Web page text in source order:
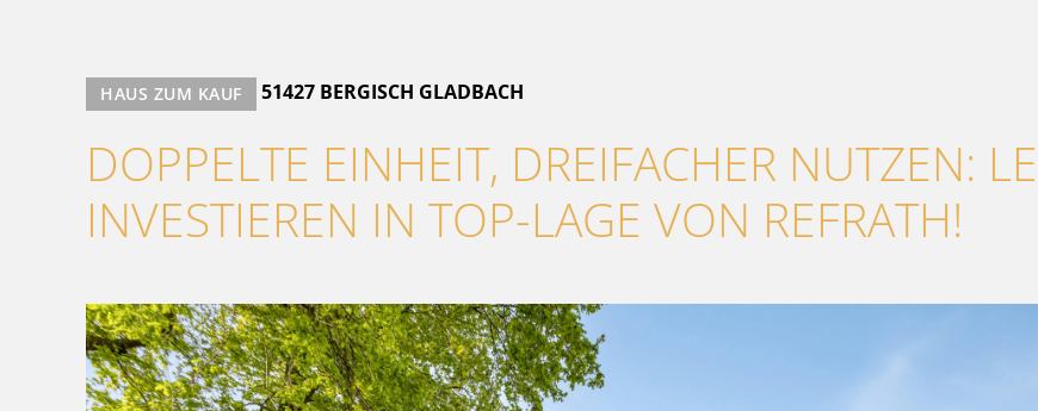
HAUS ZUM KAUF 51427 BERGISCH GLADBACH
DOPPELTE EINHEIT, DREIFACHER NUTZEN:
INVESTIEREN IN TOP-LAGE VON REFRATH!